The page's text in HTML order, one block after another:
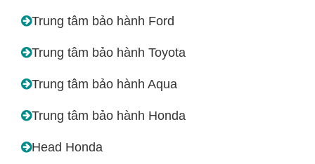
Trung tâm bảo hành Ford
Trung tâm bảo hành Toyota
Trung tâm bảo hành Aqua
Trung tâm bảo hành Honda
Head Honda